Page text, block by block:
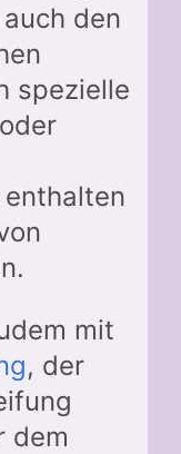
den
spezielle
mit
, der
dem